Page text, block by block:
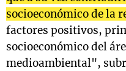
socioeconómico de la
factores positivos,
socioeconómico del
medioambiental",